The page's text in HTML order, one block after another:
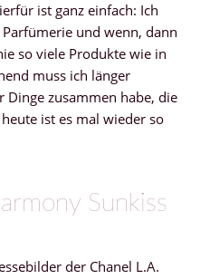
ist ganz einfach: Ich
und wenn, dann
so viele Produkte wie in
muss ich länger
Dinge zusammen habe, die
ist es mal wieder so
Sunkiss
der Chanel L.A.